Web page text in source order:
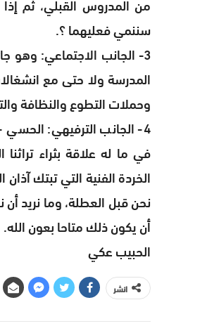
سننمي فعليهما ؟.
3- الجانب الاجتماعي:
المدرسة ولا حتى مع
وحملات التطوع والنظافة
4- الجانب الترفيهي:
في ما له علاقة بثراء
الخردة الفنية التي تبتك
نحن قبل العطلة، وما نريد
أن يكون ذلك متاحا بعون الله.
الحبيب عكي
انشر